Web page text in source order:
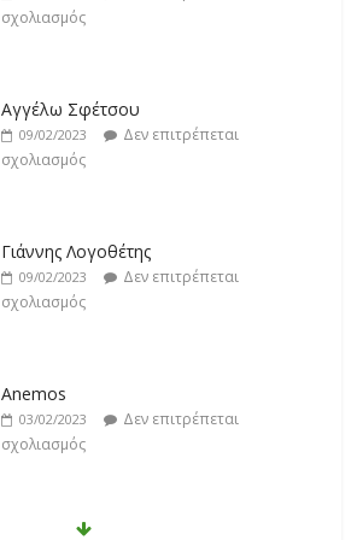
σχολιασμός
Αγγέλω Σφέτσου
09/02/2023
Δεν επιτρέπεται
σχολιασμός
Γιάννης Λογοθέτης
09/02/2023
Δεν επιτρέπεται
σχολιασμός
Anemos
03/02/2023
Δεν επιτρέπεται
σχολιασμός